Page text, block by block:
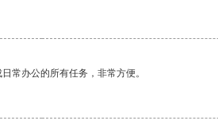
常办公的所有任务，非常方便。